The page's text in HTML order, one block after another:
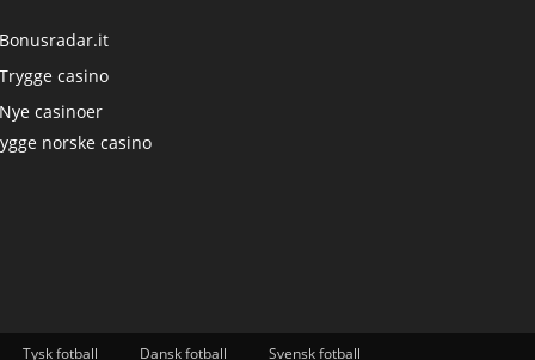
Bonusradar.it
Trygge casino
Nye casinoer
norske casino
Tysk fotball Dansk fotball Svensk fotball